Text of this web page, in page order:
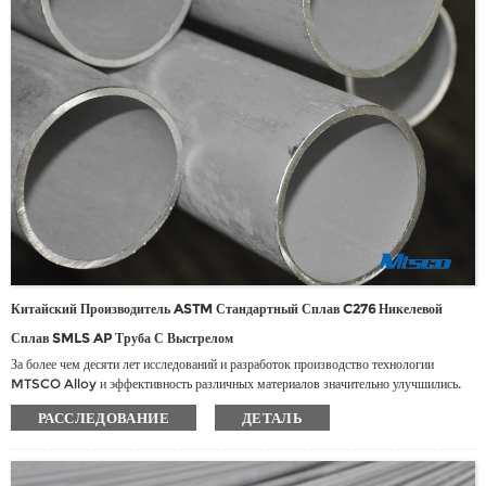
«расстроенные» условия или в многооценных растениях.
Китайский Производитель ASTM Стандартный Сплав C276 Никелевой
Сплав SMLS AP Труба С Выстрелом
За более чем десяти лет исследований и разработок производство технологии
MTSCO Alloy и эффективность различных материалов значительно улучшились.
Enterprise приняло национальную сертификацию системы управления качеством,
получившего более 24 авторизованных патентов, участвовало в пересмотре 9
РАССЛЕДОВАНИЕ ДЕТАЛЬ